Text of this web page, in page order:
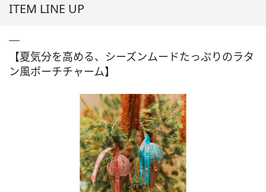
ITEM LINE UP
【夏気分を高める、シーズンムードたっぷりのラタ
ン風ポーチチャーム】